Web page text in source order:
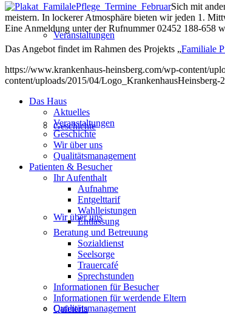
Veranstaltungen
Geschichte
Wir über uns
Qualitätsmanagement
Sich mit
meistern. In lockerer Atmosphäre bieten wir jeden 1.
Eine Anmeldung unter der Rufnummer 02452 188-658
Das Angebot findet im Rahmen des Projekts „Familiale
https://www.krankenhaus-heinsberg.com/wp-content/
content/uploads/2015/04/Logo_KrankenhausHeinsberg-
Das Haus
Aktuelles
Veranstaltungen
Geschichte
Wir über uns
Qualitätsmanagement
Patienten & Besucher
Ihr Aufenthalt
Aufnahme
Entgelttarif
Wahlleistungen
Entlassung
Beratung und Betreuung
Sozialdienst
Seelsorge
Trauercafé
Sprechstunden
Informationen für Besucher
Informationen für werdende Eltern
Cafeteria